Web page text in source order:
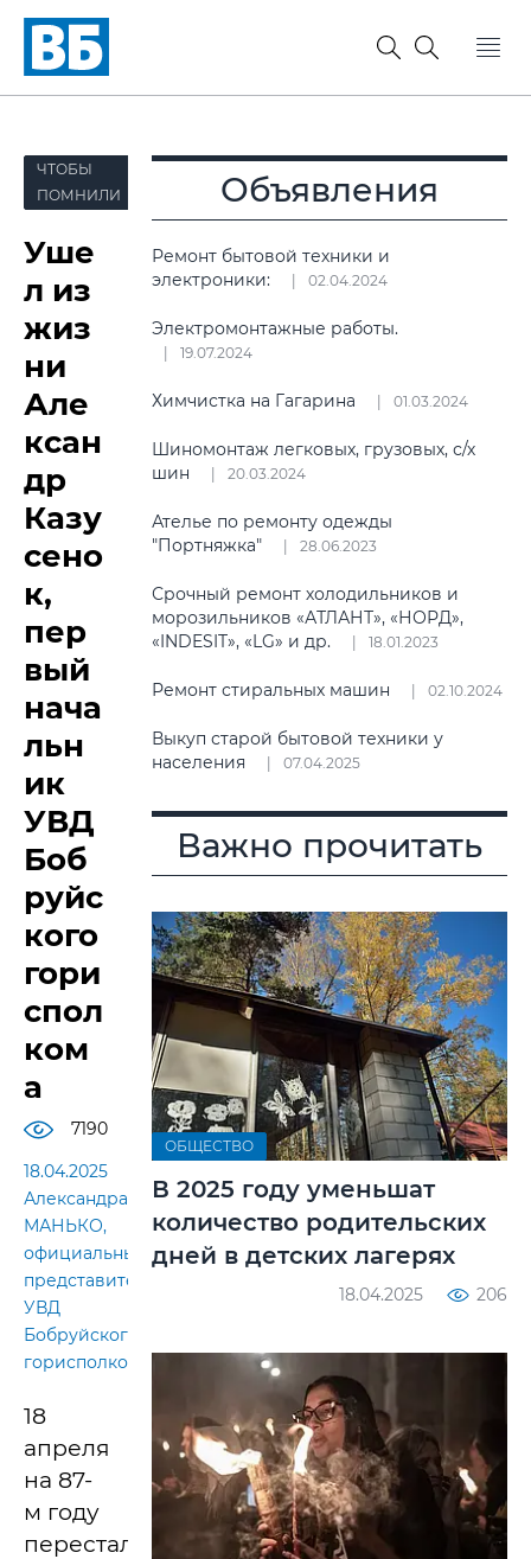
ЧТОБЫ
ПОМНИЛИ
Уше
л из
жиз
ни
Але
ксан
др
Казу
сено
к,
пер
вый
нача
льн
ик
УВД
Боб
руйс
кого
гори
спол
ком
а
7190
18.04.2025
Александра
МАНЬКО,
официальный
представитель
УВД
Бобруйского
горисполкома
18
апреля
на 87-
м году
перестало
Объявления
Ремонт бытовой техники и
электроники:
02.04.2024
Электромонтажные работы.
19.07.2024
Химчистка на Гагарина 01.03.2024
Шиномонтаж легковых, грузовых, с/х
шин
20.03.2024
Ателье по ремонту одежды
"Портняжка"
28.06.2023
Срочный ремонт холодильников и
морозильников «АТЛАНТ», «НОРД»,
«INDESIT», «LG» и др.
18.01.2023
Ремонт стиральных машин 02.10.2024
Выкуп старой бытовой техники у
населения
07.04.2025
Важно прочитать
ОБЩЕСТВО
В 2025 году уменьшат
количество родительских
дней в детских лагерях
18.04.2025 206